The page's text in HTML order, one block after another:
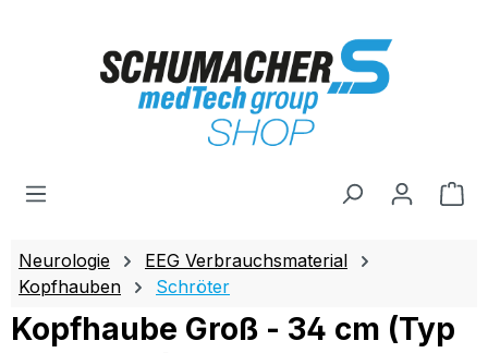
Neurologie
EEG Verbrauchsmaterial
Kopfhauben
Schröter
Kopfhaube Groß - 34 cm (Typ